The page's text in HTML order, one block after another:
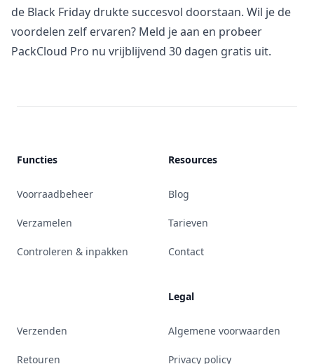
de Black Friday drukte succesvol doorstaan. Wil je de
voordelen zelf ervaren? Meld je aan en probeer
PackCloud Pro nu vrijblijvend 30 dagen gratis uit.
Functies
Voorraadbeheer
Verzamelen
Controleren & inpakken
Verzenden
Retouren
Resources
Blog
Tarieven
Contact
Legal
Algemene voorwaarden
Privacy policy